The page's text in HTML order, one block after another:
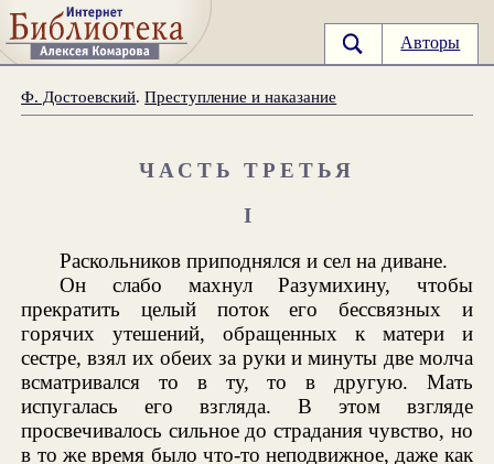
Авторы
Ф. Достоевский.Преступление и наказание
ЧАСТЬ ТРЕТЬЯ
I
Раскольников приподнялся и сел на диване.
Он слабо махнул Разумихину, чтобы
прекратить целый поток его бессвязных и
горячих утешений, обращенных к матери и
сестре, взял их обеих за руки и минуты две молча
всматривался то в ту, то в другую. Мать
испугалась его взгляда. В этом взгляде
просвечивалось сильное до страдания чувство, но
в то же время было что-то неподвижное, даже как